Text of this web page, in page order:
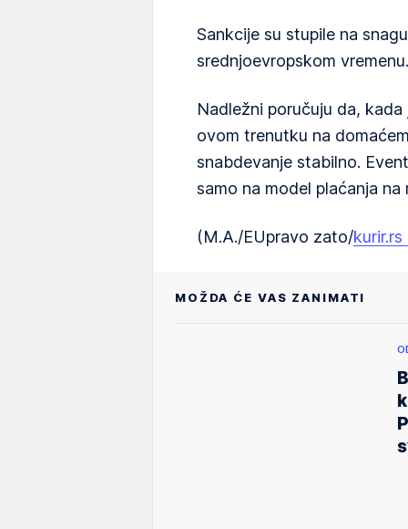
Sankcije su stupile na
srednjoevropskom vremenu.
Nadležni poručuju da,
ovom trenutku na
snabdevanje stabilno.
samo na model plaćanja
(M.A./EUpravo zato/kurir.rs
MOŽDA ĆE VAS ZANIMATI